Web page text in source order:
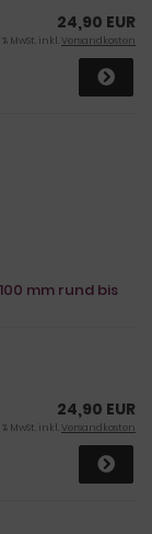
24,90 EUR
MwSt. inkl.Versandkosten
mm rund bis
24,90 EUR
MwSt. inkl.Versandkosten